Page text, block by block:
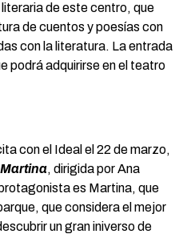
de este centro, que
de cuentos y poesías con
con la literatura. La entrada
podrá adquirirse en el teatro
con el Ideal el 22 de marzo,
, dirigida por Ana
es Martina, que
que considera el mejor
un gran iniverso de